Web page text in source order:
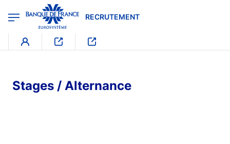
Aller au contenu principal
RECRUTEMENT - Menu Principal
RECRUTEMENT
Stages / Alternance